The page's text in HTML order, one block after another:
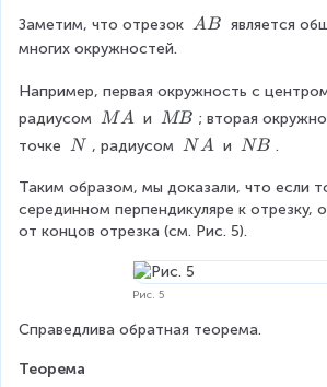
=
O
=
O
M
M
Заметим, что отрезок \
B
AB является
многих окружностей.
Например, первая окружность с
радиусом \
\
M
A
MA и \
\
B
MB ; вторая
точке \
N
N , радиусом \
N
A
NA и \
N
B
NB .
Таким образом, мы доказали, что если
серединном перпендикуляре к отрезку,
от концов отрезка (см. Рис. 5).
Рис. 5
Справедлива обратная теорема.
Теорема